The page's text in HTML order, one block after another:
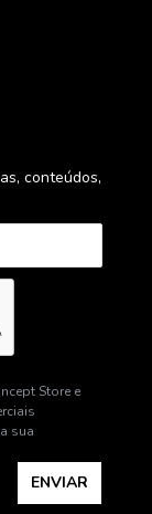
conteúdos,
Store e
sua
ENVIAR